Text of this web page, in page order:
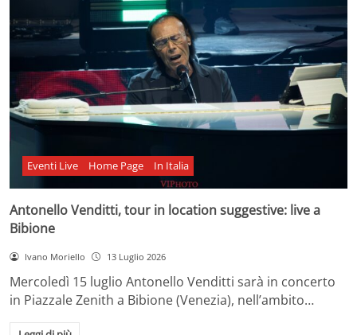
Eventi Live Home Page In Italia
Antonello Venditti, tour in location suggestive: live a
Bibione
Ivano Moriello 13 Luglio 2026
Mercoledì 15 luglio Antonello Venditti sarà in concerto
in Piazzale Zenith a Bibione (Venezia), nell’ambito…